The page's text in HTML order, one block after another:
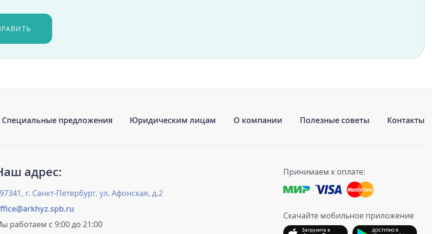
Специальные предложения Юридическим лицам О компании Полезные советы Контакты
адрес:
г. Санкт-Петербург, ул. Афонская, д.2
работаем с 9:00 до 21:00
Принимаем к оплате:
Скачайте мобильное приложение